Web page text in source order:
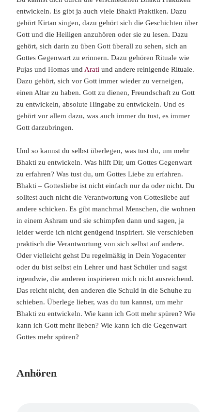
entwickeln. Es gibt ja auch viele Bhakti Praktiken. Dazu
gehört Kirtan singen, dazu gehört sich die Geschichten über
Gott und die Heiligen anzuhören oder sie zu lesen. Dazu
gehört, sich darin zu üben Gott überall zu sehen, sich an
Gottes Gegenwart zu erinnern. Dazu gehören Rituale wie
Pujas und Homas und Arati und andere reinigende Rituale.
Dazu gehört, sich vor Gott immer wieder zu verneigen,
einen Altar zu haben. Gott zu dienen, Freundschaft zu Gott
zu entwickeln, absolute Hingabe zu entwickeln. Und es
gehört vor allem dazu, was auch immer du tust, es immer
Gott darzubringen.
Und so kannst du selbst überlegen, was tust du, um mehr
Bhakti zu entwickeln. Was hilft Dir, um Gottes Gegenwart
zu erfahren? Was tust du, um Gottes Liebe zu erfahren.
Bhakti – Gottesliebe ist nicht einfach nur da oder nicht. Du
solltest auch nicht die Verantwortung von Gottesliebe auf
andere schicken. Es gibt manchmal Menschen, die wohnen
in einem Ashram und sie schimpfen dann und sagen, ja
leider werde ich nicht genügend inspiriert. Sie verschieben
praktisch die Verantwortung von sich selbst auf andere.
Oder vielleicht gehst Du regelmäßig in Dein Yogacenter
oder du bist selbst ein Lehrer und hast Schüler und sagst
irgendwie, die anderen inspirieren mich nicht ausreichend.
Das reicht nicht, den anderen die Schuld in die Schuhe zu
schieben. Überlege lieber, was du tun kannst, um mehr
Bhakti zu entwickeln. Wie kann ich Gott mehr spüren? Wie
kann ich Gott mehr lieben? Wie kann ich die Gegenwart
Gottes mehr spüren?
Anhören